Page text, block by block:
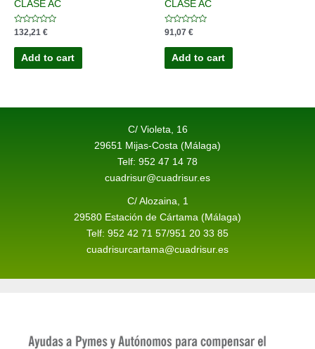
CLASE AC
Rated
out
132,21 €
Add to cart
CLASE AC
Rated
out
91,07 €
Add to cart
C/ Violeta, 16
29651 Mijas-Costa (Málaga)
Telf: 952 47 14 78
cuadrisur@cuadrisur.es
C/ Alozaina, 1
29580 Estación de Cártama (Málaga)
Telf: 952 42 71 57/951 20 33 85
cuadrisurcartama@cuadrisur.es